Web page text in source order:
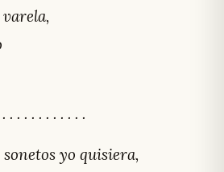
. . . . . . . . . . .
yo quisiera,